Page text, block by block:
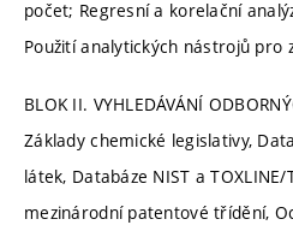
počet; Regresní a korelační
Použití analytických nástrojů pro
BLOK II. VYHLEDÁVÁNÍ
Základy chemické legislativy,
látek, Databáze NIST a TOXLINE/
mezinárodní patentové třídění,